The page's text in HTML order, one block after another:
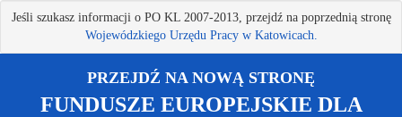
Jeśli szukasz informacji o PO KL 2007-2013, przejdź na poprzednią stronę
Wojewódzkiego Urzędu Pracy w Katowicach.
PRZEJDŹ NA NOWĄ STRONĘ
FUNDUSZE EUROPEJSKIE DLA